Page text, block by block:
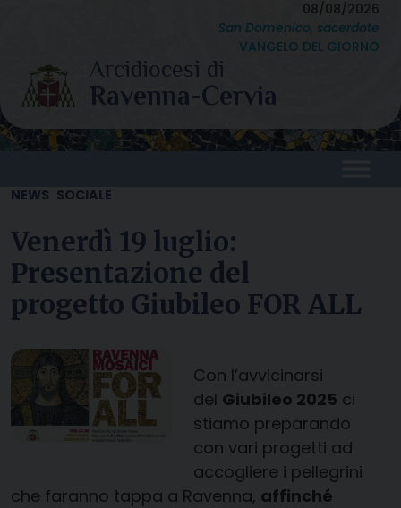
content
08/08/2026
San Domenico, sacerdote
VANGELO DEL GIORNO
NEWS SOCIALE
Venerdì 19 luglio:
Presentazione del
progetto Giubileo FOR ALL
Con l’avvicinarsi
del Giubileo 2025 ci
stiamo preparando
con vari progetti ad
accogliere i pellegrini
che faranno tappa a Ravenna, affinché